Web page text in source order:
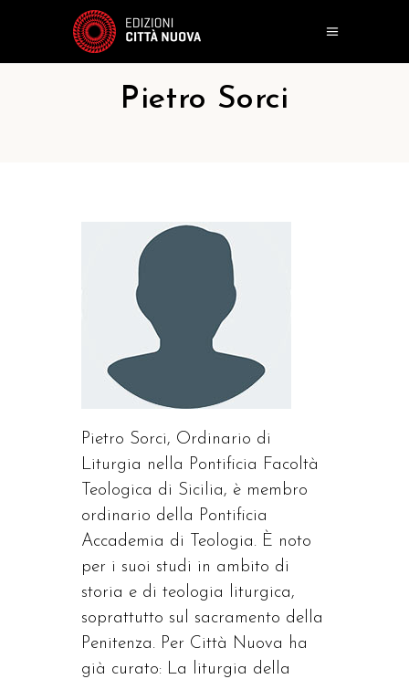
Pietro Sorci
Pietro Sorci, Ordinario di
Liturgia nella Pontificia Facoltà
Teologica di Sicilia, è membro
ordinario della Pontificia
Accademia di Teologia. È noto
per i suoi studi in ambito di
storia e di teologia liturgica,
soprattutto sul sacramento della
Penitenza. Per Città Nuova ha
già curato: La liturgia della